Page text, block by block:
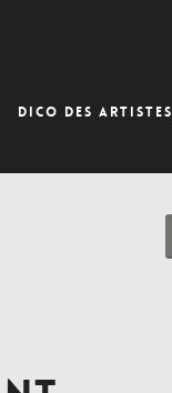
DICO DES ARTISTES